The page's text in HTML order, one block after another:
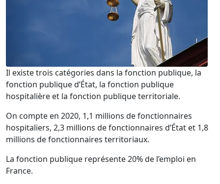
Il existe trois catégories dans la fonction publique, la
fonction publique d’État, la fonction publique
hospitalière et la fonction publique territoriale.
On compte en 2020, 1,1 millions de fonctionnaires
hospitaliers, 2,3 millions de fonctionnaires d’État et 1,8
millions de fonctionnaires territoriaux.
La fonction publique représente 20% de l’emploi en
France.